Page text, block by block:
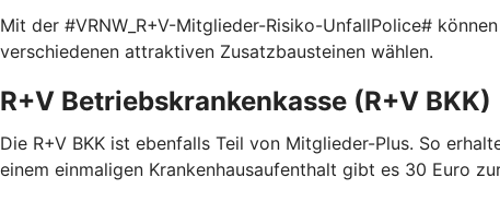
Mit der #VRNW_R+V-Mitglieder-Risiko-UnfallPolice#
verschiedenen attraktiven Zusatzbausteinen wählen.
R+V Betriebskrankenkasse (R+V BKK)
Die R+V BKK ist ebenfalls Teil von Mitglieder-Plus. So
einem einmaligen Krankenhausaufenthalt gibt es 30 Euro